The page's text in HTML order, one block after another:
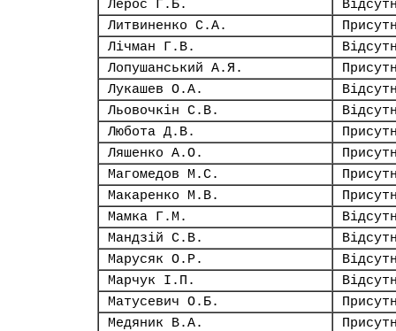
Лерос Г.Б.
Литвиненко С.А.
Лічман Г.В.
Лопушанський А.Я.
Лукашев О.А.
Льовочкін С.В.
Любота Д.В.
Ляшенко А.О.
Магомедов М.С.
Макаренко М.В.
Мамка Г.М.
Мандзій С.В.
Марусяк О.Р.
Марчук І.П.
Матусевич О.Б.
Медяник В.А.